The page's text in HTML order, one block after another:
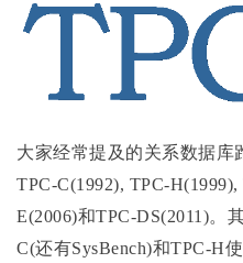
大家经常提及的关系数据库
TPC-C(1992), TPC-H(1999),
E(2006)和TPC-DS(2011)。
C(还有SysBench)和TPC-H